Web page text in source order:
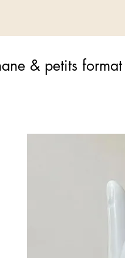
& petits format